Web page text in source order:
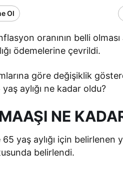
Ol
oranının belli
ödemelerine çevrildi.
göre değişiklik
aylığı ne kadar oldu?
NE
yaş aylığı için
belirlendi.